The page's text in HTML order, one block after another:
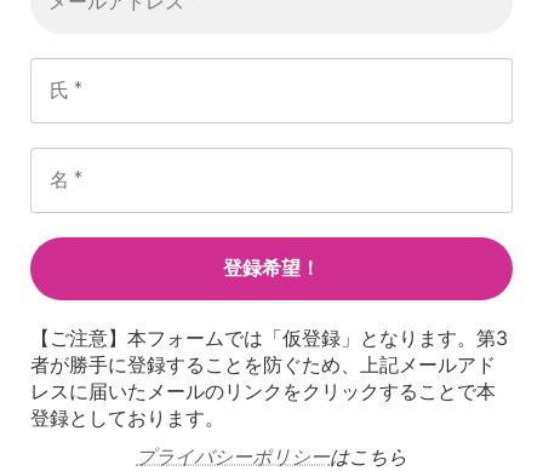
【ご注意】本フォームでは「仮登録」となります。第3
者が勝手に登録することを防ぐため、上記メールアド
レスに届いたメールのリンクをクリックすることで本
登録としております。
プライバシーポリシーはこちら